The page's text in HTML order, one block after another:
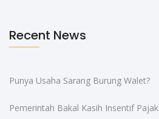
Recent News
Punya Usaha Sarang Burung Walet?
Pemerintah Bakal Kasih Insentif Pajak